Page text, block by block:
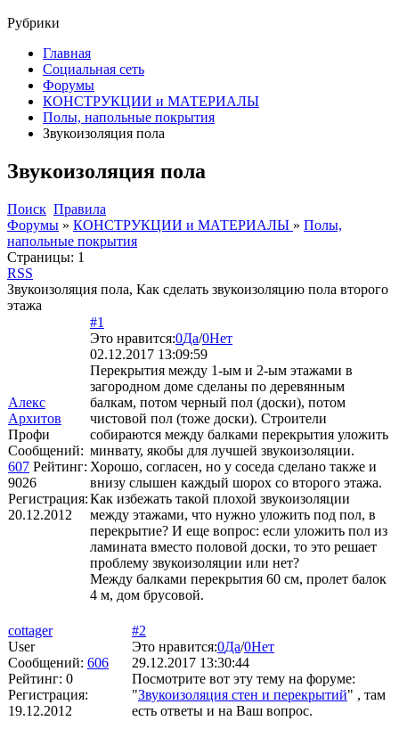
Рубрики
Главная
Социальная сеть
Форумы
КОНСТРУКЦИИ и МАТЕРИАЛЫ
Полы, напольные покрытия
Звукоизоляция пола
Звукоизоляция пола
Поиск Правила
Форумы » КОНСТРУКЦИИ и МАТЕРИАЛЫ » Полы,
напольные покрытия
Страницы: 1
RSS
Звукоизоляция пола, Как сделать звукоизоляцию пола второго
этажа
Алекс
Архитов
Профи
Сообщений:
607 Рейтинг:
9026
Регистрация:
20.12.2012
#1
Это нравится:0Да/0Нет
02.12.2017 13:09:59
Перекрытия между 1-ым и 2-ым этажами в
загородном доме сделаны по деревянным
балкам, потом черный пол (доски), потом
чистовой пол (тоже доски). Строители
собираются между балками перекрытия уложить
минвату, якобы для лучшей звукоизоляции.
Хорошо, согласен, но у соседа сделано также и
внизу слышен каждый шорох со второго этажа.
Как избежать такой плохой звукоизоляции
между этажами, что нужно уложить под пол, в
перекрытие? И еще вопрос: если уложить пол из
ламината вместо половой доски, то это решает
проблему звукоизоляции или нет?
Между балками перекрытия 60 см, пролет балок
4 м, дом брусовой.
cottager
User
Сообщений: 606
Рейтинг: 0
Регистрация:
19.12.2012
#2
Это нравится:0Да/0Нет
29.12.2017 13:30:44
Посмотрите вот эту тему на форуме:
"Звукоизоляция стен и перекрытий" , там
есть ответы и на Ваш вопрос.